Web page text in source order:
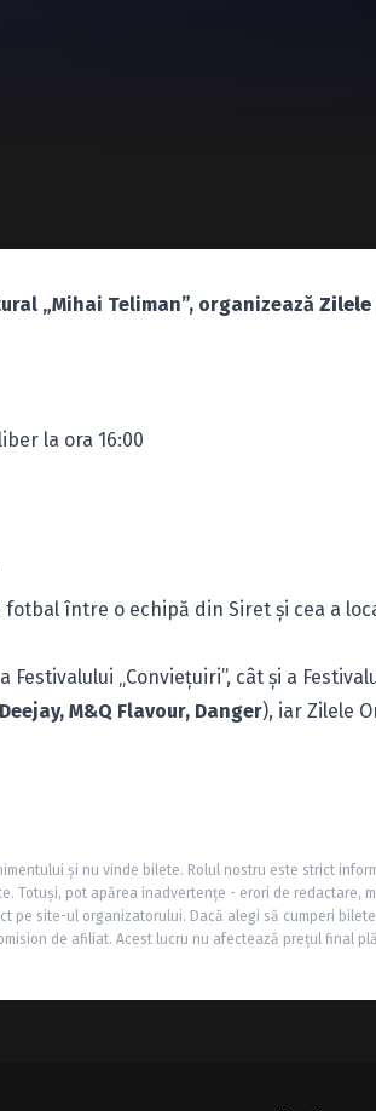
„Mihai Teliman”, organizează Zilele
la ora 16:00
între o echipă din Siret şi cea a
„Convieţuiri”, cât şi a
M&Q Flavour, Danger), iar Zilele
și nu vinde bilete. Rolul nostru este strict
Totuși, pot apărea inadvertențe - erori de redactare,
pe site-ul organizatorului. Dacă alegi să cumperi
de afiliat. Acest lucru nu afectează prețul final